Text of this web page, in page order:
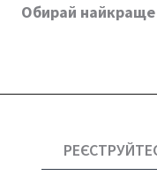
Обирай найкраще